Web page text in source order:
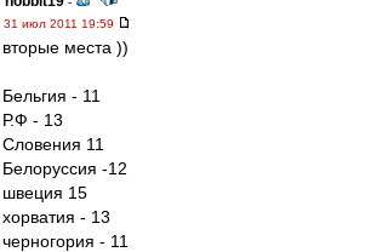
31 июл 2011 19:59
вторые места ))
Бельгия - 11
Р.Ф - 13
Словения 11
Белоруссия -12
швеция 15
хорватия - 13
черногория - 11